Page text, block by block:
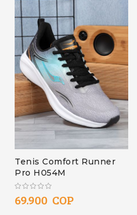
Tenis Comfort Runner
Pro H054M
69.900 COP